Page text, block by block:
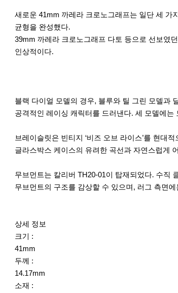
새로운 41mm 까레라 크로노그래프는 일단 세 가
균형을 완성했다.
39mm 까레라 크로노그래프 다토 등으로 선보였
인상적이다.
블랙 다이얼 모델의 경우, 블루와 틸 그린 모델과
공격적인 레이싱 캐릭터를 드러낸다. 세 모델에
브레이슬릿은 빈티지 ‘비즈 오브 라이스’를 현대
글라스박스 케이스의 유려한 곡선과 자연스럽게
무브먼트는 칼리버 TH20-01이 탑재되었다. 수직
무브먼트의 구조를 감상할 수 있으며, 러그 측면
상세 정보
크기 :
41mm
두께 :
14.17mm
소재 :